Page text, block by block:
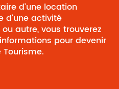
d’une location
d’une activité
autre, vous trouverez
pour devenir